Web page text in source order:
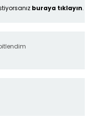
buraya tıklayın.